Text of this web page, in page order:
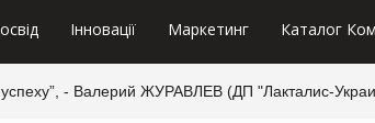
Інновації Маркетинг Каталог
- Валерий ЖУРАВЛЕВ (ДП "Лакталис-